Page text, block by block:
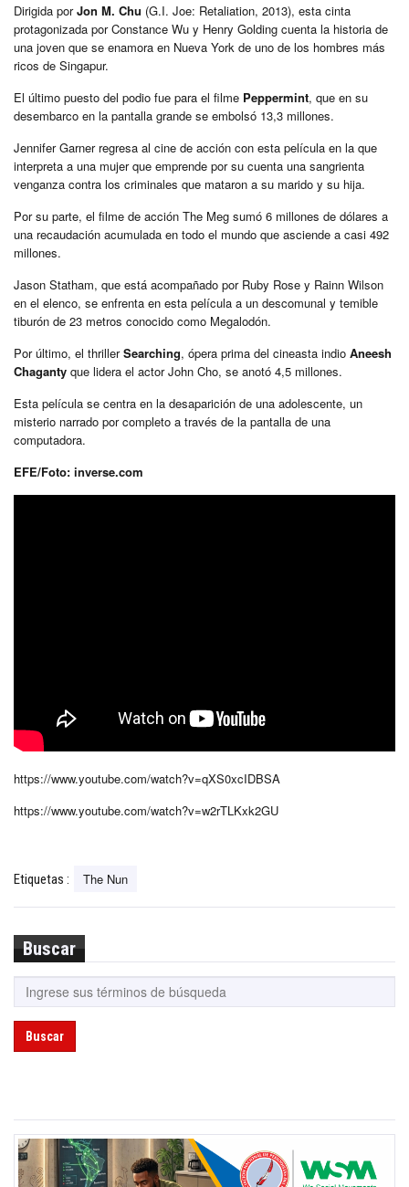
Dirigida porJon M. Chu (G.I. Joe: Retaliation, 2013), esta cinta
protagonizada por Constance Wu y Henry Golding cuenta la historia de
una joven que se enamora en Nueva York de uno de los hombres más
ricos de Singapur.
El último puesto del podio fue para el filme Peppermint, que en su
desembarco en la pantalla grande se embolsó 13,3 millones.
Jennifer Garner regresa al cine de acción con esta película en la que
interpreta a una mujer que emprende por su cuenta una sangrienta
venganza contra los criminales que mataron a su marido y su hija.
Por su parte, el filme de acción The Meg sumó 6 millones de dólares a
una recaudación acumulada en todo el mundo que asciende a casi 492
millones.
Jason Statham, que está acompañado por Ruby Rose y Rainn Wilson
en el elenco, se enfrenta en esta película a un descomunal y temible
tiburón de 23 metros conocido como Megalodón.
Por último, el thrillerSearching, ópera prima del cineasta indio Aneesh
Chaganty que lidera el actor John Cho, se anotó 4,5 millones.
Esta película se centra en la desaparición de una adolescente, un
misterio narrado por completo a través de la pantalla de una
computadora.
EFE/Foto: inverse.com
https://www.youtube.com/watch?v=qXS0xcIDBSA
https://www.youtube.com/watch?v=w2rTLKxk2GU
Etiquetas : The Nun
Buscar
Buscar